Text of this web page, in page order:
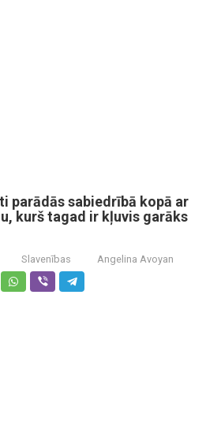
parādās sabiedrībā kopā ar
kurš tagad ir kļuvis garāks
Slavenības Angelina Avoyan